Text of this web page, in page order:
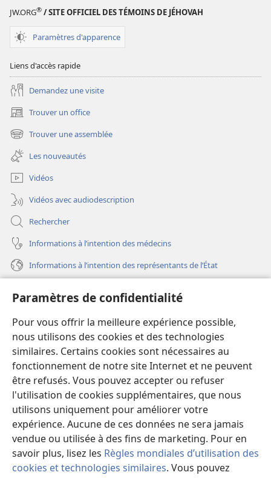
Paramètres de confidentialité
Pour vous offrir la meilleure expérience possible,
nous utilisons des cookies et des technologies
similaires. Certains cookies sont nécessaires au
fonctionnement de notre site Internet et ne peuvent
être refusés. Vous pouvez accepter ou refuser
l'utilisation de cookies supplémentaires, que nous
utilisons uniquement pour améliorer votre
expérience. Aucune de ces données ne sera jamais
vendue ou utilisée à des fins de marketing. Pour en
savoir plus, lisez les Règles mondiales d’utilisation des
cookies et technologies similaires. Vous pouvez
Étude
JW.ORG® / SITE OFFICIEL DES TÉMOINS DE JÉHOVAH
Paramètres d'apparence
Liens d'accès rapide
Demandez une visite
Trouver un office
(ouvre
une
nouvelle
fenêtre)
Trouver une assemblée
(ouvre
une
nouvelle
fenêtre)
Les nouveautés
Vidéos
Vidéos avec audiodescription
Rechercher
Informations à l’intention des médecins
Informations à l’intention des représentants de l’État
(ouvre
une
nouvelle
fenêtre)
Bibliothèque en ligne
(ouvre
une
nouvelle
fenêtre)
JW Hub®
(ouvre
une
nouvelle
fenêtre)
JW Library
Watchtower Library